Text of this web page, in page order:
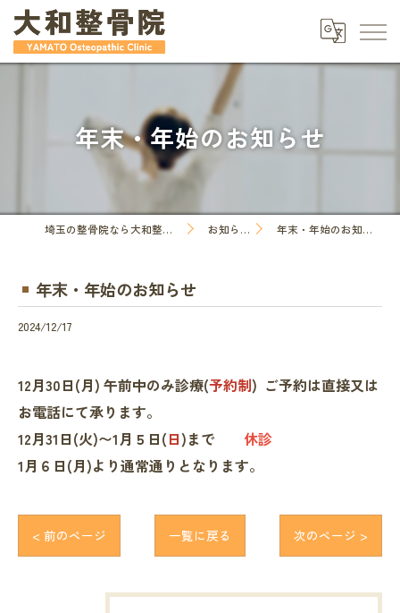
年末・年始のお知らせ
埼玉の整骨院なら大和整骨院 お知らせ 年末・年始のお知らせ
年末・年始のお知らせ
2024/12/17
12月30日(月) 午前中のみ診療(予約制) ご予約は直接又は
お電話にて承ります。
12月31日(火)〜1月５日(日)まで 休診
1月６日(月)より通常通りとなります。
< 前のページ 一覧に戻る 次のページ >